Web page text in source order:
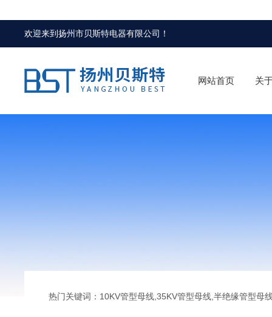
欢迎来到扬州市贝斯特电器有限公司 ！
网站首页 关
热门关键词：10KV管型母线,35KV管型母线,半绝缘管型母